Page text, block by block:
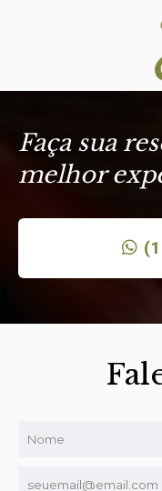
Faça sua
melhor